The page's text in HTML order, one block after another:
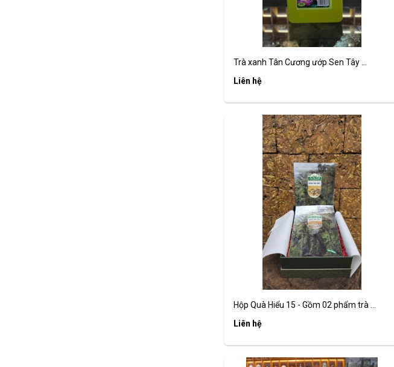
Trà xanh Tân Cương ướp Sen Tây ...
Liên hệ
Hộp Quà Hiểu 15 - Gồm 02 phẩm trà ...
Liên hệ